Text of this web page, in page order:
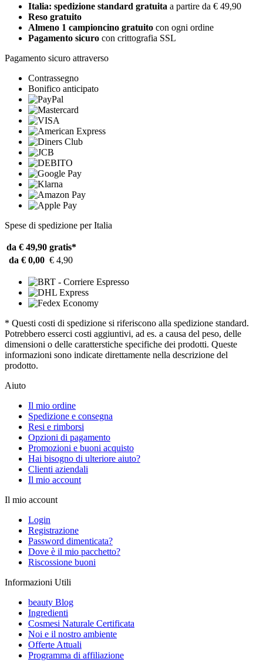
Italia: spedizione standard gratuita a partire da € 49,90
Reso gratuito
Almeno 1 campioncino gratuito con ogni ordine
Pagamento sicuro con crittografia SSL
Pagamento sicuro attraverso
Contrassegno
Bonifico anticipato
Spese di spedizione per Italia
da € 49,90 gratis*
da € 0,00 € 4,90
* Questi costi di spedizione si riferiscono alla spedizione standard.
Potrebbero esserci costi aggiuntivi, ad es. a causa del peso, delle
dimensioni o delle caratterstiche specifiche dei prodotti. Queste
informazioni sono indicate direttamente nella descrizione del
prodotto.
Aiuto
Il mio ordine
Spedizione e consegna
Resi e rimborsi
Opzioni di pagamento
Promozioni e buoni acquisto
Hai bisogno di ulteriore aiuto?
Clienti aziendali
Il mio account
Il mio account
Login
Registrazione
Password dimenticata?
Dove è il mio pacchetto?
Riscossione buoni
Informazioni Utili
beauty Blog
Ingredienti
Cosmesi Naturale Certificata
Noi e il nostro ambiente
Offerte Attuali
Programma di affiliazione